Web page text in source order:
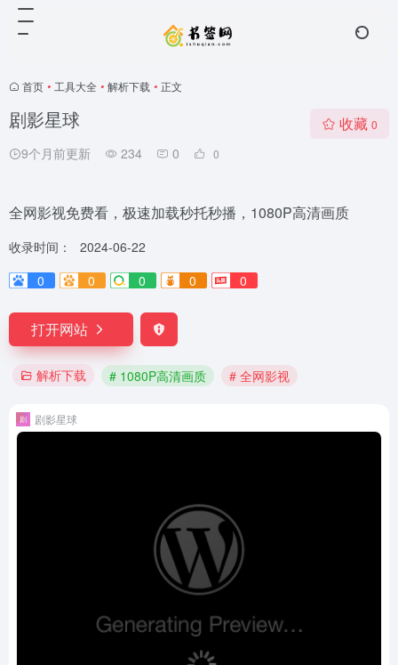
首页 • 工具大全 • 解析下载 • 正文
剧影星球
9个月前更新 234 0 0
收藏 0
全网影视免费看，极速加载秒托秒播，1080P高清画质
收录时间：
2024-06-22
0
0 0 0 0
打开网站
解析下载 # 1080P高清画质 # 全网影视
剧影星球